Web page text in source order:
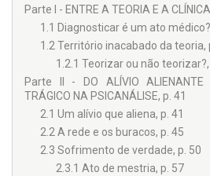
Parte I - ENTRE A TEORIA E A
1.1 Diagnosticar é um ato
1.2 Território inacabado da teoria,
1.2.1 Teorizar ou não
Parte II - DO ALÍVIO ALIENANTE
TRÁGICO NA PSICANÁLISE, p. 41
2.1 Um alívio que aliena, p. 41
2.2 A rede e os buracos, p. 45
2.3 Sofrimento de verdade, p. 50
2.3.1 Ato de mestria, p. 57